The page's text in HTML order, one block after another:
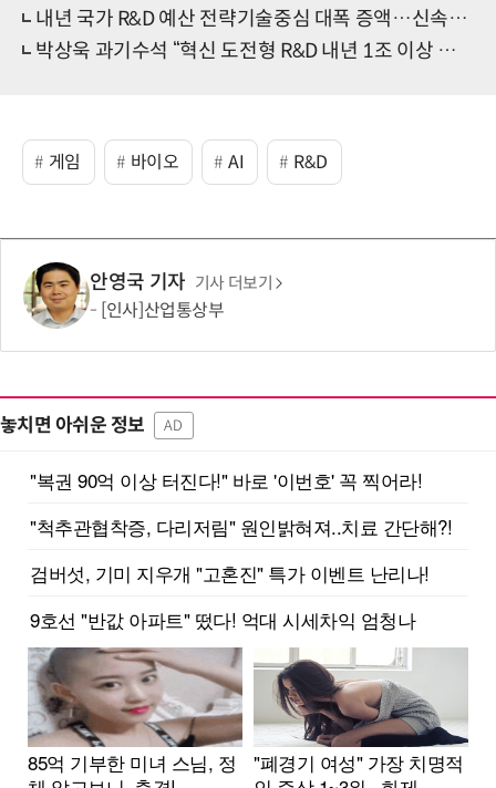
내년 국가 R&D 예산 전략기술중심 대폭 증액…신속·유연 투자 시스템 구축
박상욱 과기수석 “혁신 도전형 R&D 내년 1조 이상 예산 투입”
게임 바이오 AI R&D
안영국 기자 기사 더보기
[인사]산업통상부
놓치면 아쉬운 정보 AD